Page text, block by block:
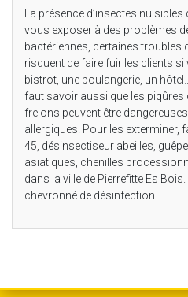
La présence d’insectes
vous exposer à des problèmes
bactériennes, certaines troubles
risquent de faire fuir les clients
bistrot, une boulangerie, un
faut savoir aussi que les piqûres
frelons peuvent être
allergiques. Pour les exterminer,
45, désinsectiseur abeilles,
asiatiques, chenilles
dans la ville de Pierrefitte Es
chevronné de désinfection.